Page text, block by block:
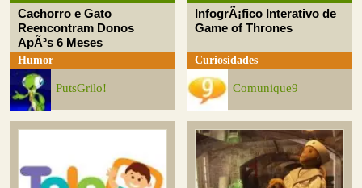
Cachorro e Gato
Reencontram Donos
ApÃ³s 6 Meses
Humor
PutsGrilo!
InfogrÃ¡fico Interativo de
Game of Thrones
Curiosidades
Comunique9